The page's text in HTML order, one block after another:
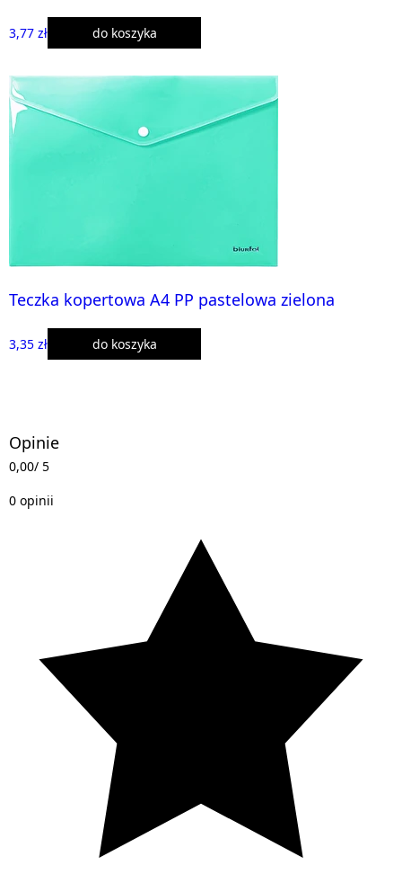
3,77 zł do koszyka
Teczka kopertowa A4 PP pastelowa zielona
3,35 zł do koszyka
Opinie
0,00/ 5
0 opinii